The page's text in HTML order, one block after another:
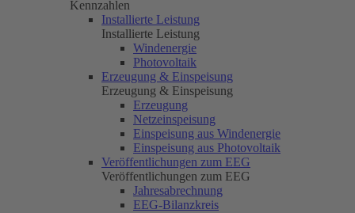
Kennzahlen
Installierte Leistung
Installierte Leistung
Windenergie
Photovoltaik
Erzeugung & Einspeisung
Erzeugung & Einspeisung
Erzeugung
Netzeinspeisung
Einspeisung aus Windenergie
Einspeisung aus Photovoltaik
Veröffentlichungen zum EEG
Veröffentlichungen zum EEG
Jahresabrechnung
EEG-Bilanzkreis